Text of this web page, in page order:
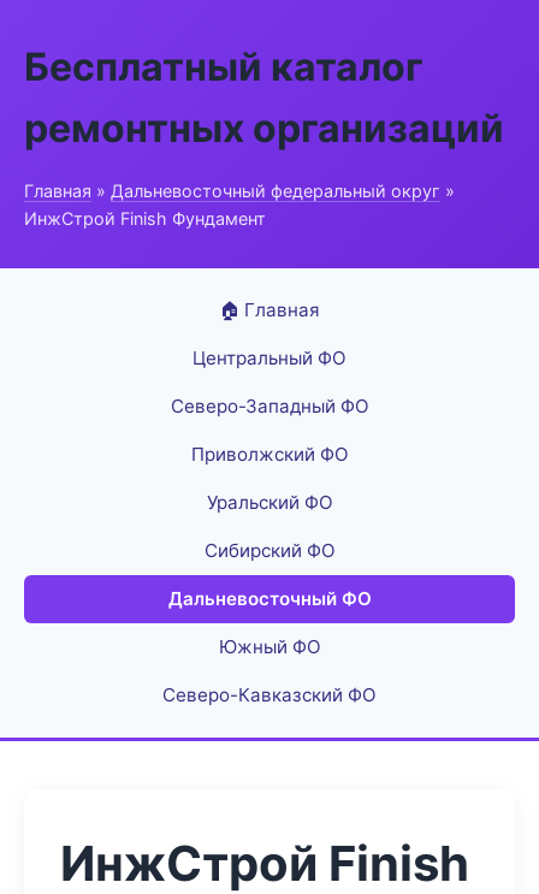
Бесплатный каталог
ремонтных организаций
Главная » Дальневосточный федеральный округ »
ИнжСтрой Finish Фундамент
🏠 Главная
Центральный ФО
Северо-Западный ФО
Приволжский ФО
Уральский ФО
Сибирский ФО
Дальневосточный ФО
Южный ФО
Северо-Кавказский ФО
ИнжСтрой Finish